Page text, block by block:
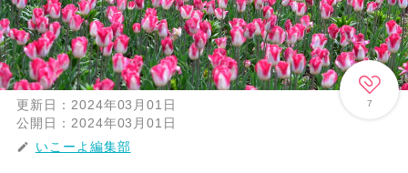
7
更新日： 2024年03月01日
公開日： 2024年03月01日
いこーよ編集部